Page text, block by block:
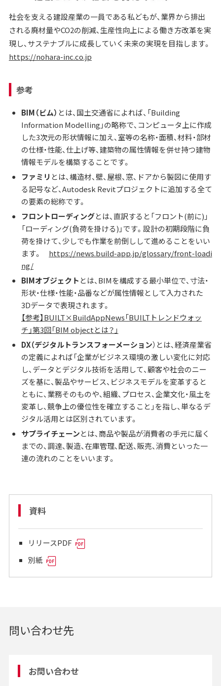
社会を支える建設産業の一員である私どもが、業界から排出
される廃材量やCO2の削減、生産性向上による働き方改革を実
現し、サステナブルに成長していく未来の実現を目指します。
https://nohara-inc.co.jp
参考
BIM（ビム） とは、国土交通省によれば、「Building
Information Modelling」の略称で、コンピュータ上に作成
した3次元の形状情報に加え、室等の名称・面積、材料・部材
の仕様・性能、仕上げ等、建築物の属性情報を併せ持つ建物
情報モデルを構築することです。
ファミリ とは、構造材、壁、屋根、窓、ドアから製図に使用す
る記号など、Autodesk Revitプロジェクトに追加する全て
の要素の総称です。
フロントローディングとは、直訳すると「フロント(前に)」
「ローディング(負荷を掛ける)」です。設計の初期段階に負
荷を掛けて、少しでも作業を前倒しして進めることをいい
ます。 https://news.build-app.jp/glossary/front-loadi
ng/
BIMオブジェクト とは、BIMを構成する最小単位で、寸法・
形状・仕様・性能・品番などが属性情報として入力された
3Dデータで表現されます。
【参考】BUILT×BuildAppNews「BUILTトレンドウォッ
チ」第3回「BIM objectとは？」
DX（デジタルトランスフォーメーション）とは、経済産業省
の定義によれば「企業がビジネス環境の激しい変化に対応
し、データとデジタル技術を活用して、顧客や社会のニー
ズを基に、製品やサービス、ビジネスモデルを変革すると
ともに、業務そのものや、組織、プロセス、企業文化・風土を
変革し、競争上の優位性を確立すること」を指し、単なるデ
ジタル活用とは区別されています。
サプライチェーンとは、商品や製品が消費者の手元に届く
までの、調達、製造、在庫管理、配送、販売、消費といった一
連の流れのことをいいます。
資料
リリースPDF
別紙
問い合わせ先
お問い合わせ